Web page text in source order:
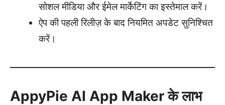
सोशल मीडिया और ईमेल मार्केटिंग का इस्तेमाल करें।
ऐप की पहली रिलीज़ के बाद नियमित अपडेट सुनिश्चित
करें।
AppyPie AI App Maker के लाभ